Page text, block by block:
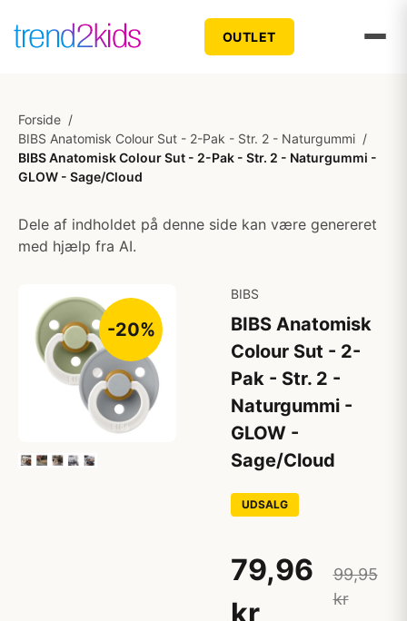
OUTLET
Forside /
BIBS Anatomisk Colour Sut - 2-Pak - Str. 2 - Naturgummi /
BIBS Anatomisk Colour Sut - 2-Pak - Str. 2 - Naturgummi -
GLOW - Sage/Cloud
Dele af indholdet på denne side kan være genereret
med hjælp fra AI.
-20%
BIBS
BIBS Anatomisk
Colour Sut - 2-
Pak - Str. 2 -
Naturgummi -
GLOW -
Sage/Cloud
UDSALG
79,96
kr
99,95
kr